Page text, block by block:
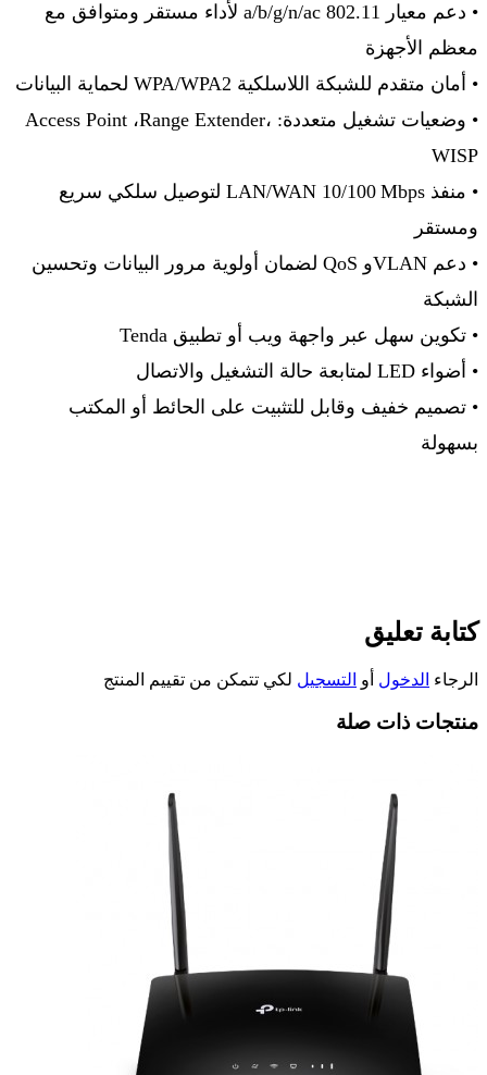
• دعم معيار 802.11
لأداء مستقر ومتوافق مع
معظم الأجهزة
• أمان متقدم للشبكة اللاسلكية WPA/WPA2 لحماية البيانات
• وضعيات تشغيل متعددة: Access Point ،Range Extender،
WISP
• منفذ Mbps
لتوصيل سلكي سريع
ومستقر
• دعم وVLAN
لضمان أولوية مرور البيانات وتحسين
الشبكة
• تكوين سهل عبر واجهة ويب أو تطبيق
• أضواء
لمتابعة حالة التشغيل والاتصال
• تصميم خفيف وقابل للتثبيت على الحائط أو المكتب
بسهولة
كتابة تعليق
الرجاء الدخول أو التسجيل لكي تتمكن من تقييم المنتج
منتجات ذات صلة